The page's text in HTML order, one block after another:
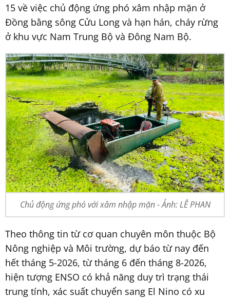
15 về việc chủ động ứng phó xâm nhập mặn ở
Đồng bằng sông Cửu Long và hạn hán, cháy rừng
ở khu vực Nam Trung Bộ và Đông Nam Bộ.
Chủ động ứng phó với xâm nhập mặn - Ảnh: LÊ PHAN
Theo thông tin từ cơ quan chuyên môn thuộc Bộ
Nông nghiệp và Môi trường, dự báo từ nay đến
hết tháng 5-2026, từ tháng 6 đến tháng 8-2026,
hiện tượng ENSO có khả năng duy trì trạng thái
trung tính, xác suất chuyển sang El Nino có xu